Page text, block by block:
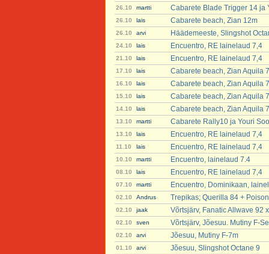
26.10 martti Cabarete Blade Trigger 14 ja
26.10 lais Cabarete beach, Zian 12m
26.10 arvi Häädemeeste, Slingshot
24.10 lais Encuentro, RE lainelaud 7,4
21.10 lais Encuentro, RE lainelaud 7,4
17.10 lais Cabarete beach, Zian Aquila
16.10 lais Cabarete beach, Zian Aquila
15.10 lais Cabarete beach, Zian Aquila
14.10 lais Cabarete beach, Zian Aquila
13.10 martti Cabarete Rally10 ja Youri
13.10 lais Encuentro, RE lainelaud 7,4
11.10 lais Encuentro, RE lainelaud 7,4
10.10 martti Encuentro, lainelaud 7.4
08.10 lais Encuentro, RE lainelaud 7,4
07.10 martti Encuentro, Dominikaan,
02.10 Andrus Trepikas; Querilla 84 +
02.10 jaak Võrtsjärv, Fanatic Allwave 92
02.10 sven Võrtsjärv, Jõesuu. Mutiny F-
02.10 arvi Jõesuu, Mutiny F-7m
01.10 arvi Jõesuu, Slingshot Octane 9